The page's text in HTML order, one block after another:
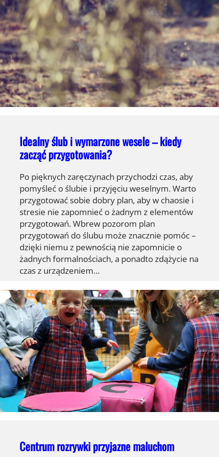
Idealny ślub i wymarzone wesele – kiedy
zacząć przygotowania?
Po pięknych zaręczynach przychodzi czas, aby
pomyśleć o ślubie i przyjęciu weselnym. Warto
przygotować sobie dobry plan, aby w chaosie i
stresie nie zapomnieć o żadnym z elementów
przygotowań. Wbrew pozorom plan
przygotowań do ślubu może znacznie pomóc –
dzięki niemu z pewnością nie zapomnicie o
żadnych formalnościach, a ponadto zdążycie na
czas z urządzeniem…
Centrum rozrywki przyjazne maluchom